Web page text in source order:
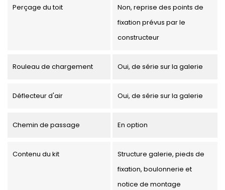
Perçage du toit
Non, reprise des points de
fixation prévus par le
constructeur
Rouleau de chargement Oui, de série sur la galerie
Déflecteur d'air Oui, de série sur la galerie
Chemin de passage En option
Contenu du kit
Structure galerie, pieds de
fixation, boulonnerie et
notice de montage